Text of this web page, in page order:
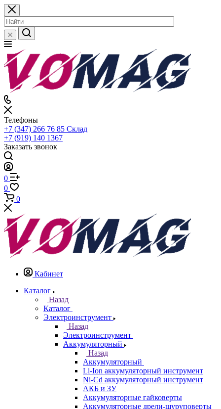
Телефоны
+7 (347) 266 76 85 Склад
+7 (919) 140 1367
Заказать звонок
0
0
0
Кабинет
Каталог
Назад
Каталог
Электроинструмент
Назад
Электроинструмент
Аккумуляторный
Назад
Аккумуляторный
Li-Ion аккумуляторный инструмент
Ni-Cd аккумуляторный инструмент
АКБ и ЗУ
Аккумуляторные гайковерты
Аккумуляторные дрели-шуруповерты